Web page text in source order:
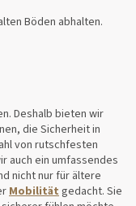
Böden abhalten.
Deshalb bieten wir
die Sicherheit in
von rutschfesten
auch ein umfassendes
nicht nur für ältere
Mobilität gedacht. Sie